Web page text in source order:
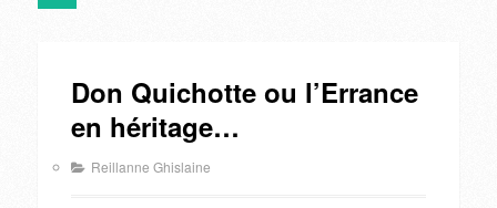
Don Quichotte ou l’Errance
en héritage…
Reillanne Ghislaine